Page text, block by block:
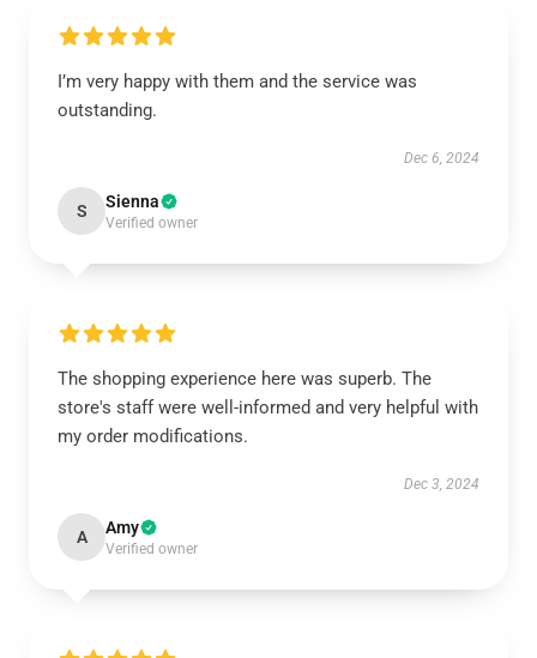
I’m very happy with them and the service was
outstanding.
Dec 6, 2024
S Sienna
Verified owner
The shopping experience here was superb. The
store's staff were well-informed and very helpful with
my order modifications.
Dec 3, 2024
A Amy
Verified owner